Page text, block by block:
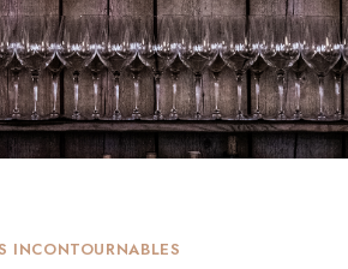
INCONTOURNABLES